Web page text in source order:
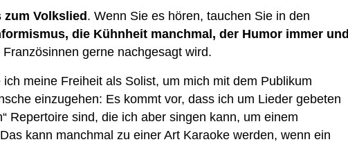
Volkslied . Wenn Sie es hören, tauchen Sie in den
die Kühnheit manchmal, der Humor immer und
gerne nachgesagt wird.
ich meine Freiheit als Solist, um mich mit dem Publikum
einzugehen: Es kommt vor, dass ich um Lieder gebeten
Repertoire sind, die ich aber singen kann, um einem
kann manchmal zu einer Art Karaoke werden, wenn ein